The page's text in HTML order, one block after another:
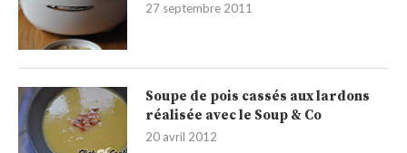
27 septembre 2011
Soupe de pois cassés aux lardons
réalisée avec le Soup & Co
20 avril 2012